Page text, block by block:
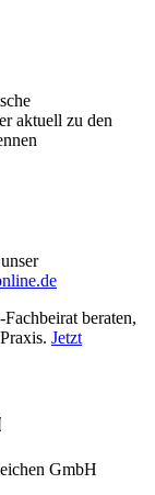
aktuell zu den
beraten,
Jetzt
GmbH